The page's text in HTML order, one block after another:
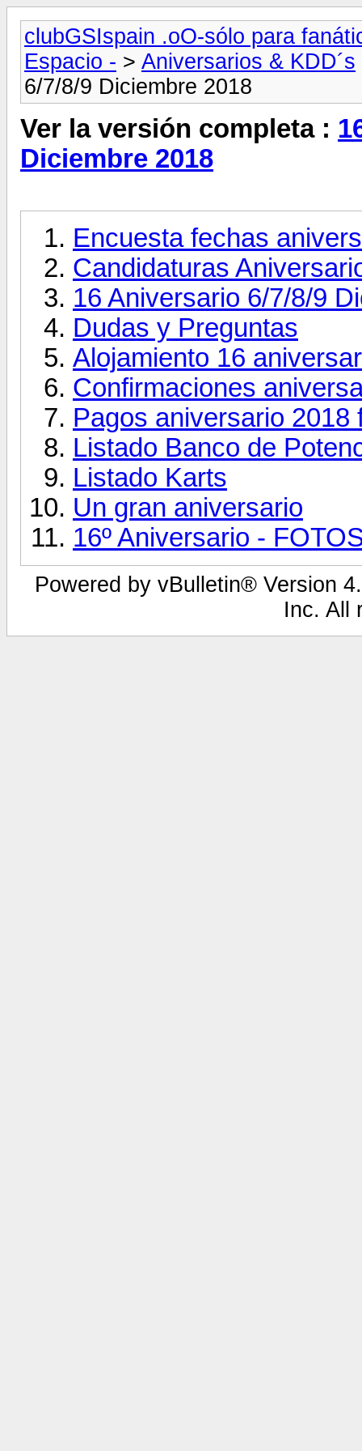
clubGSIspain .oO-sólo para
Espacio - > Aniversarios & KDD´s
6/7/8/9 Diciembre 2018
Ver la versión completa :
Diciembre 2018
Encuesta fechas
Candidaturas
16 Aniversario 6/7/8/9
Dudas y Preguntas
Alojamiento 16
Confirmaciones
Pagos aniversario 2018
Listado Banco de
Listado Karts
Un gran aniversario
16º Aniversario -
Powered by vBulletin® Version
Inc. All